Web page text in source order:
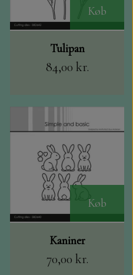
Køb
Tulipan
84,00 kr.
Køb
Kaniner
70,00 kr.